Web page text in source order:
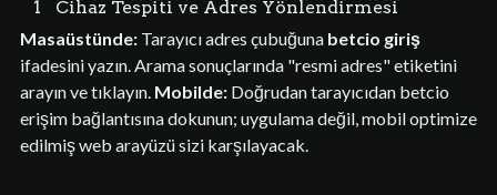
1
Cihaz Tespiti ve Adres Yönlendirmesi
Masaüstünde:Tarayıcı adres çubuğuna betcio giriş
ifadesini yazın. Arama sonuçlarında "resmi adres" etiketini
arayın ve tıklayın. Mobilde:Doğrudan tarayıcıdan betcio
erişim bağlantısına dokunun; uygulama değil, mobil optimize
edilmiş web arayüzü sizi karşılayacak.